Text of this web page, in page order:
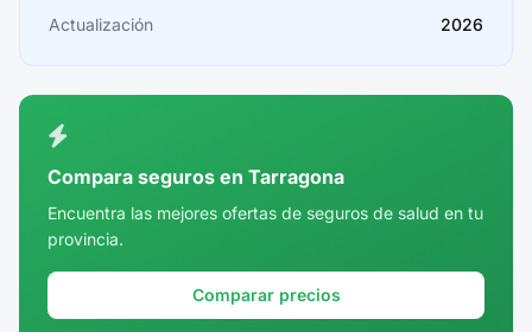
Castellón
Córdoba
Cuenca
Girona
Actualización
2026
Compara seguros en Tarragona
Encuentra las mejores ofertas de seguros de salud en tu
provincia.
Comparar precios